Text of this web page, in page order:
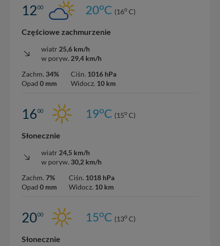
1200 20oC (16o C)
Częściowe zachmurzenie
wiatr 25,6 km/h
w poryw. 29,4 km/h
Zachm. 34%
Opad 0 mm
Ciśn. 1016 hPa
Widocz. 10 km
1600 19oC (15o C)
Słonecznie
wiatr 24,5 km/h
w poryw. 30,2 km/h
Zachm. 7%
Opad 0 mm
Ciśn. 1018 hPa
Widocz. 10 km
2000 15oC (13o C)
Słonecznie